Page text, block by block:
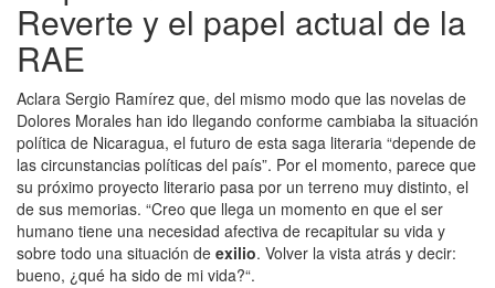
Reverte y el papel actual de la
RAE
Aclara Sergio Ramírez que, del mismo modo que las novelas de
Dolores Morales han ido llegando conforme cambiaba la situación
política de Nicaragua, el futuro de esta saga literaria “depende de
las circunstancias políticas del país”. Por el momento, parece que
su próximo proyecto literario pasa por un terreno muy distinto, el
de sus memorias. “Creo que llega un momento en que el ser
humano tiene una necesidad afectiva de recapitular su vida y
sobre todo una situación de exilio. Volver la vista atrás y decir:
bueno, ¿qué ha sido de mi vida?“.